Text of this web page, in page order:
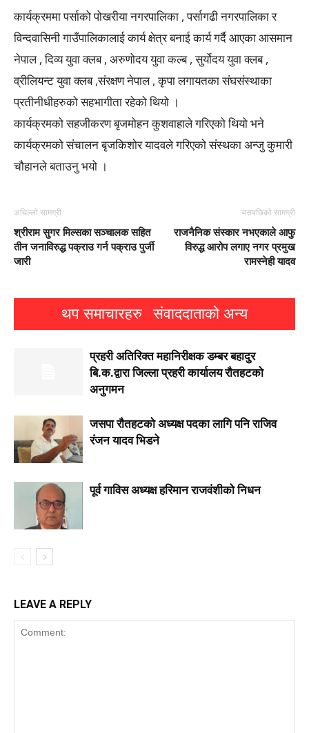
कार्यक्रममा पर्साको पोखरीया नगरपालिका , पर्सागढी नगरपालिका र
विन्दवासिनी गाउँपालिकालाई कार्य क्षेत्र बनाई कार्य गर्दै आएका आसमान
नेपाल , दिव्य युवा क्लब , अरुणोदय युवा कल्ब , सुर्योदय युवा क्लब ,
व्रीलियन्ट युवा क्लब ,संरक्षण नेपाल , कृपा लगायतका संघसंस्थाका
प्रतीनीधीहरुको सहभागीता रहेको थियो ।
कार्यक्रमको सहजीकरण बृजमोहन कुशवाहाले गरिएको थियो भने
कार्यक्रमको संचालन बृजकिशोर यादवले गरिएको संस्थका अन्जु कुमारी
चौहानले बताउनु भयो ।
अघिल्लो सामग्री
श्रीराम सुगर मिल्सका सञ्चालक सहित
तीन जनाविरुद्ध पक्राउ गर्न पक्राउ पुर्जी
जारी
यसपछिको सामग्री
राजनैनिक संस्कार नभएकाले आफु
विरुद्ध आरोप लगाए नगर प्रमुख
रामस्नेही यादव
थप समाचारहरु संवाददाताको अन्य
प्रहरी अतिरिक्त महानिरीक्षक डम्बर बहादुर
बि.क.द्वारा जिल्ला प्रहरी कार्यालय रौतहटको
अनुगमन
जसपा राैतहटको अध्यक्ष पदका लागि पनि राजिव
रंजन यादव भिडने
पूर्व गाविस अध्यक्ष हरिमान राजवंशीको निधन
LEAVE A REPLY